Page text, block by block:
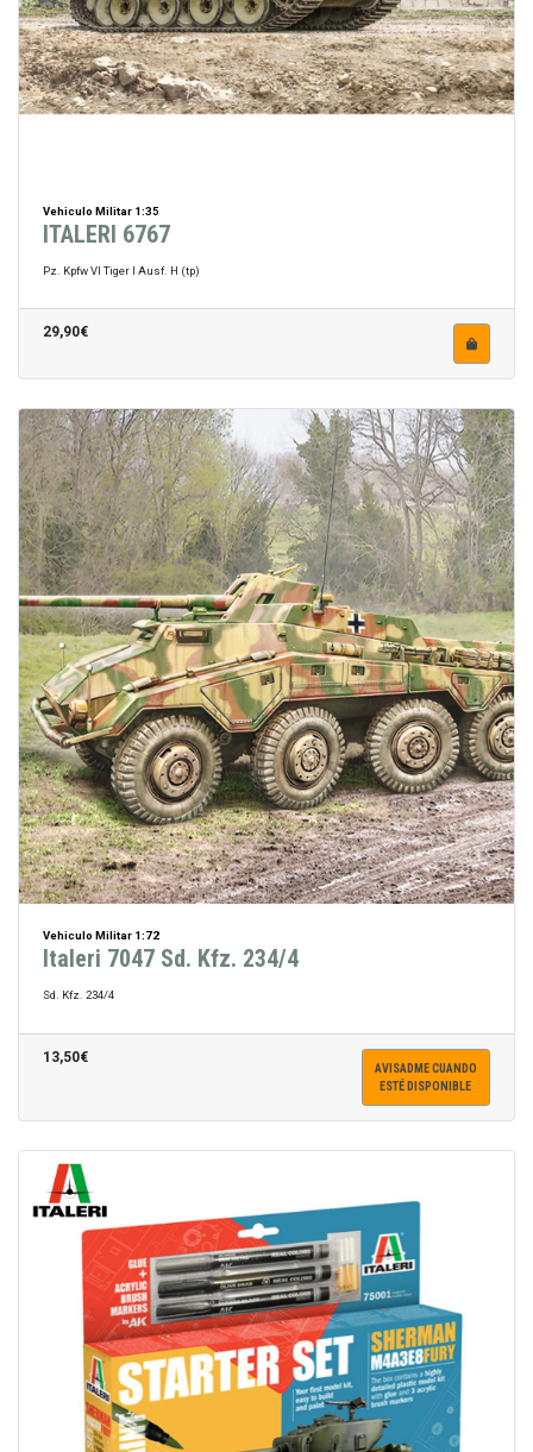
Vehiculo Militar 1:35
ITALERI 6767
Pz. Kpfw VI Tiger I Ausf. H (tp)
29,90€
Vehiculo Militar 1:72
Italeri 7047 Sd. Kfz. 234/4
Sd. Kfz. 234/4
13,50€
AVISADME CUANDO
ESTÉ DISPONIBLE